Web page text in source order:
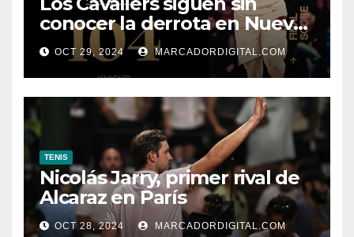
conocer la derrota en Nueva
York
OCT 29, 2024 MARCADORDIGITAL.COM
TENIS
Nicolás Jarry, primer rival de
Alcaraz en París
OCT 28, 2024 MARCADORDIGITAL.COM